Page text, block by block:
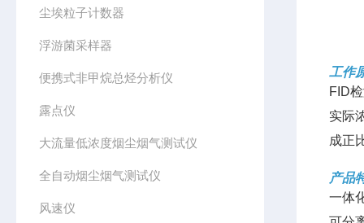
尘埃粒子计数器
浮游菌采样器
便携式非甲烷总烃分析仪
露点仪
大流量低浓度烟尘烟气测试仪
全自动烟尘烟气测试仪
风速仪
工作
FID
实际
成正
产品
一体